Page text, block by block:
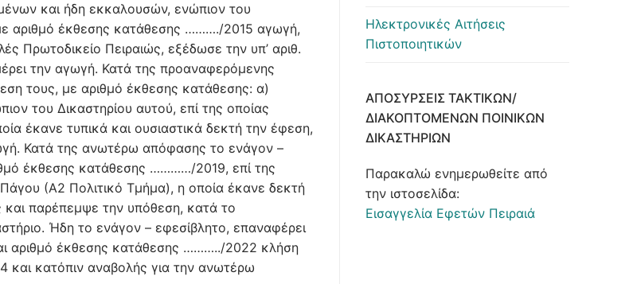
και ήδη εκκαλουσών, ενώπιον του
αριθμό έκθεσης κατάθεσης ………./2015 αγωγή,
Πρωτοδικείο Πειραιώς, εξέδωσε την υπ’ αριθ.
την αγωγή. Κατά της προαναφερόμενης
τους, με αριθμό έκθεσης κατάθεσης: α)
του Δικαστηρίου αυτού, επί της οποίας
έκανε τυπικά και ουσιαστικά δεκτή την έφεση,
Κατά της ανωτέρω απόφασης το ενάγον –
έκθεσης κατάθεσης …………/2019, επί της
(Α2 Πολιτικό Τμήμα), η οποία έκανε δεκτή
παρέπεμψε την υπόθεση, κατά το
Ήδη το ενάγον – εφεσίβλητο, επαναφέρει
αριθμό έκθεσης κατάθεσης ………../2022 κλήση
και κατόπιν αναβολής για την ανωτέρω
Ηλεκτρονικές Αιτήσεις
Πιστοποιητικών
ΑΠΟΣΎΡΣΕΙΣ ΤΑΚΤΙΚΏΝ/
ΔΙΑΚΟΠΤΌΜΕΝΩΝ ΠΟΙΝΙΚΏΝ
ΔΙΚΑΣΤΗΡΊΩΝ
Παρακαλώ ενημερωθείτε από
την ιστοσελίδα:
Εισαγγελία Εφετών Πειραιά